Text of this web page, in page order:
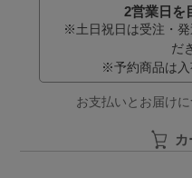
2営業日を
※土日祝日は受注・
だ
※予約商品は入
お支払いとお届け